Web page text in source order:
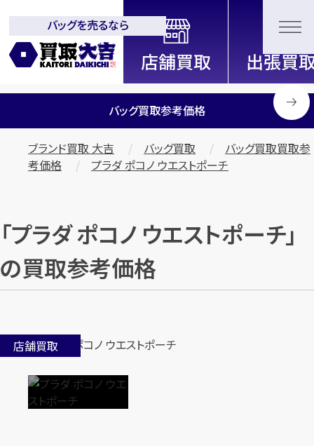
全国2200店舗以上展開中！
信頼と実績の買取専門店「買取大
吉」
バッグを売るなら
バッグ買取参考価格
ブランド買取 大吉 バッグ買取
バッグ買取買取参
考価格
プラダ ポコノ ウエストポーチ
「プラダ ポコノ ウエストポーチ」
の買取参考価格
店舗買取